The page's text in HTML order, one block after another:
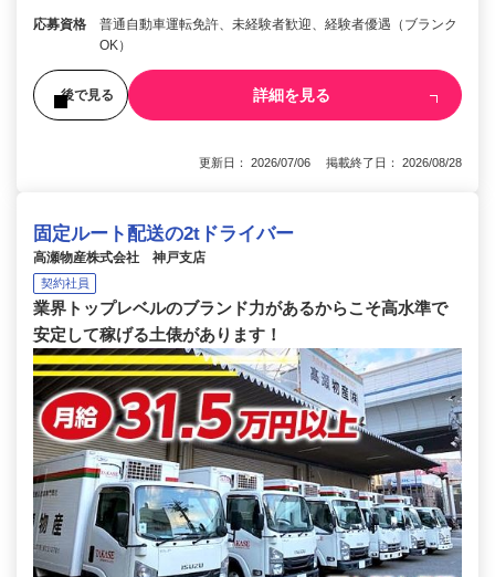
応募資格
普通自動車運転免許、未経験者歓迎、経験者優遇（ブランク
OK）
後で見る 詳細を見る
更新日： 2026/07/06 掲載終了日： 2026/08/28
固定ルート配送の2tドライバー
高瀬物産株式会社 神戸支店
契約社員
業界トップレベルのブランド力があるからこそ高水準で
安定して稼げる土俵があります！